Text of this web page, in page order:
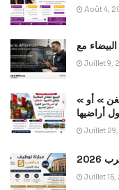
Août 4,
Juillet 9,
« البيرو تعفي المغاربة حاملي تأشيرة « شنغن » أو
أراضيها
Juillet
Juillet